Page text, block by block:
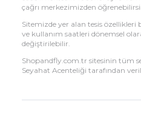
çağrı merkezimizden
Sitemizde yer alan tesis özellikleri
ve kullanım saatleri dönemsel
değiştirilebilir.
Shopandfly.com.tr sitesinin tüm
Seyahat Acenteliği tarafından